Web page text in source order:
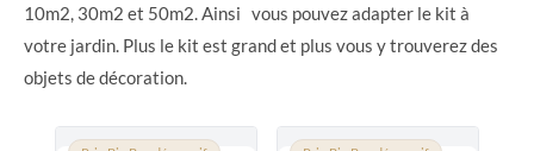
10m2, 30m2 et 50m2. Ainsi vous pouvez adapter le kit à
votre jardin. Plus le kit est grand et plus vous y trouverez des
objets de décoration.